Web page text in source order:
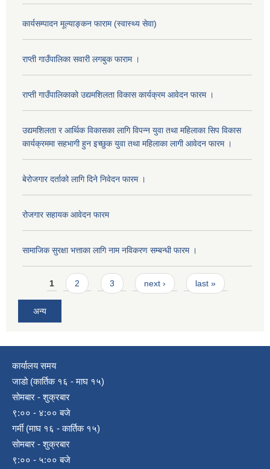
कार्यसम्पादन मूल्याङ्कन फाराम (स्वास्थ्य सेवा)
राप्ती गाउँपालिका सवारी लगबुक फाराम ।
राप्ती गाउँपालिकाको उद्यमशिलता विकास कार्यक्रम आवेदन फारम ।
उद्यमशिलता र आर्थिक विकासका लागि विपन्न युवा तथा महिलाका सिप विकास
कार्यक्रममा सहभागी हुन इच्छुक युवा तथा महिलाका लागी आवेदन फारम ।
बेरोजगार दर्ताको लागि दिने निवेदन फारम ।
रोजगार सहायक आवेदन फारम
सामाजिक सुरक्षा भत्ताका लागि नाम नविकरण सम्बन्धी फारम ।
Pages
1 2 3 next › last »
अन्य
कार्यालय समय
जाडो (कार्तिक १६ - माघ १५)
सोमबार - शुक्रबार
९:०० - ४:०० बजे
गर्मी (माघ १६ - कार्तिक १५)
सोमबार - शुक्रबार
९:०० - ५:०० बजे